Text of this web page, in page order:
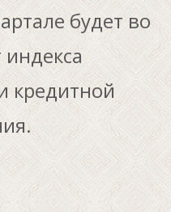
будет во
кредитной